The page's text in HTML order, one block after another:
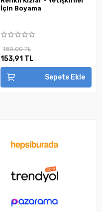
İçin Boyama
180,00 TL
153,91 TL
Sepete Ekle